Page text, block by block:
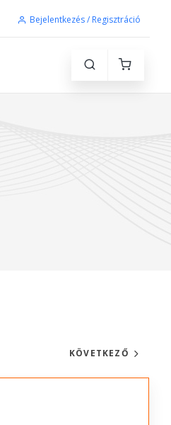
Bejelentkezés / Regisztráció
KÖVETKEZŐ